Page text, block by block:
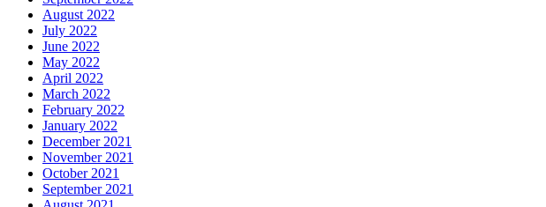
August 2022
July 2022
June 2022
May 2022
April 2022
March 2022
February 2022
January 2022
December 2021
November 2021
October 2021
September 2021